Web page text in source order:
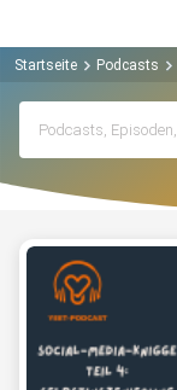
Startseite Podcasts